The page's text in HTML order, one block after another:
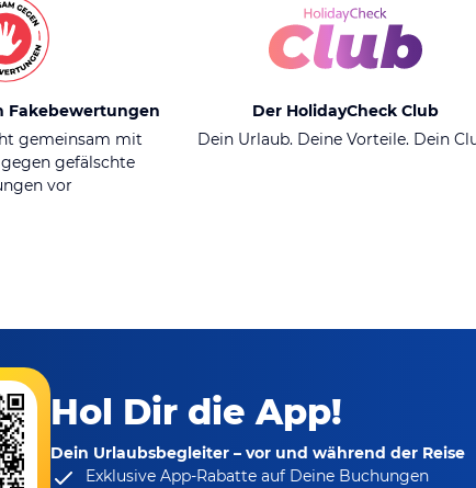
Fakebewertungen
gemeinsam mit
gefälschte
vor
Der HolidayCheck Club
Dein Urlaub. Deine Vorteile. Dein
Hol Dir die App!
Dein Urlaubsbegleiter – vor und während der Reise
Exklusive App-Rabatteauf Deine Buchungen